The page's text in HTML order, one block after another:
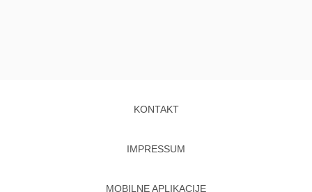
KONTAKT
IMPRESSUM
MOBILNE APLIKACIJE